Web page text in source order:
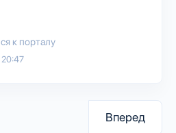
к порталу
Вперед